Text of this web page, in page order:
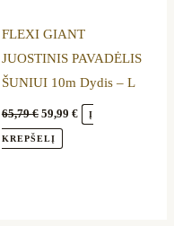
FLEXI GIANT
JUOSTINIS PAVADĖLIS
ŠUNIUI 10m Dydis – L
65,79€ 59,99 € Į
KREPŠELĮ